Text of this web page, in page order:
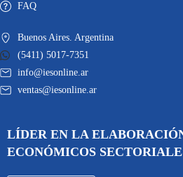
FAQ
Buenos Aires. Argentina
(5411) 5017-7351
info@iesonline.ar
ventas@iesonline.ar
LÍDER EN LA
ECONÓMICOS